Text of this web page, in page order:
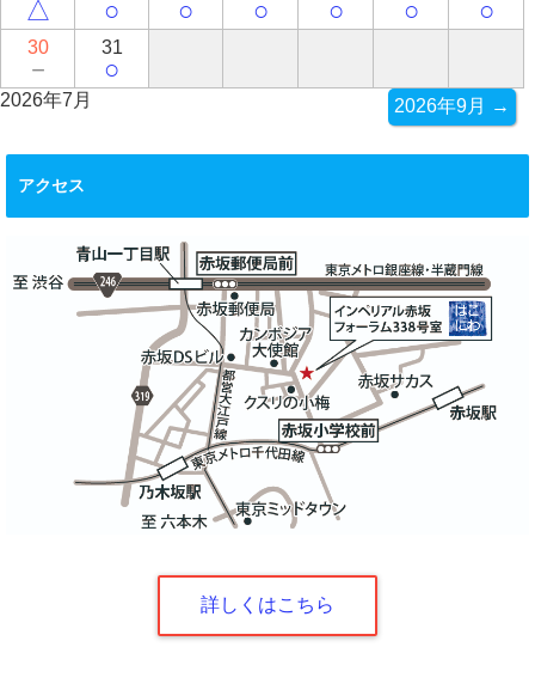
△ ○ ○ ○ ○ ○ ○
30
－
31
○
2026年7月 2026年9月 →
アクセス
詳しくはこちら